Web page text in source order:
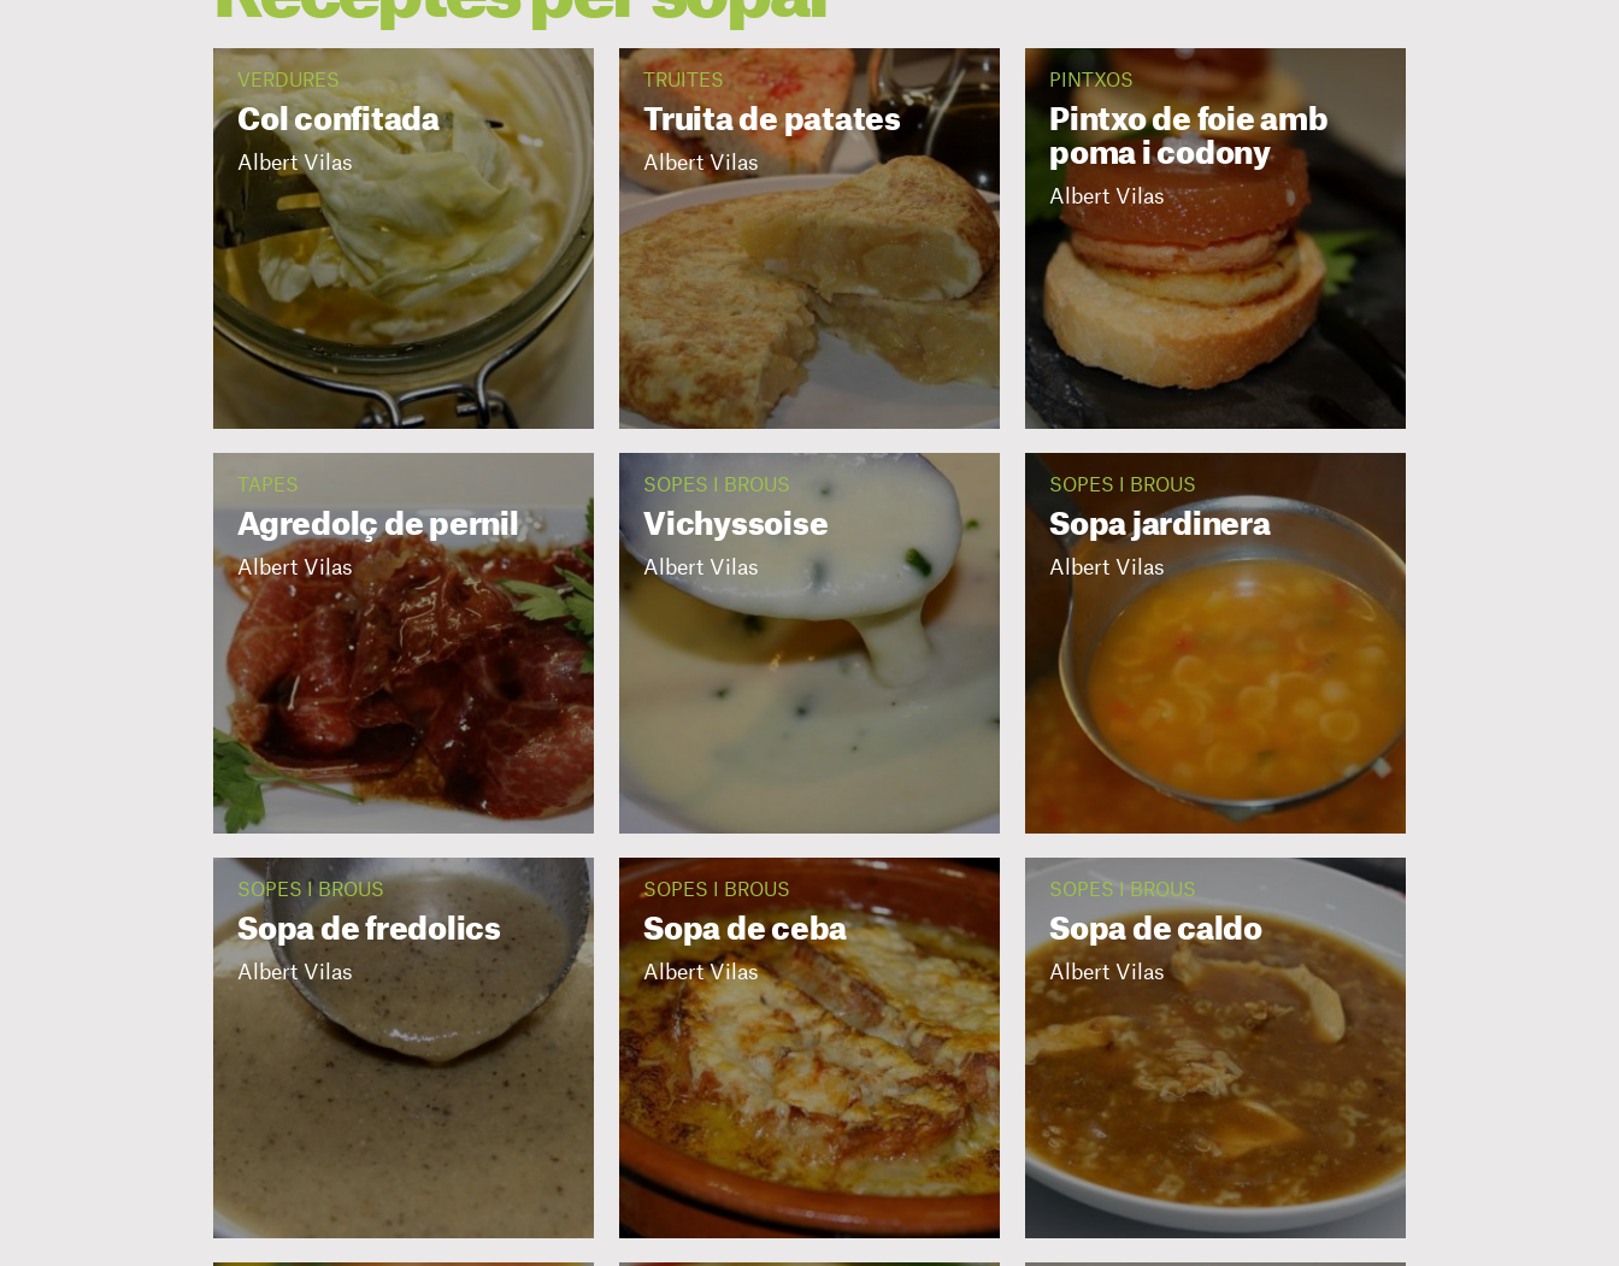
VERDURES
Col confitada
Albert Vilas
TRUITES
Truita de patates
Albert Vilas
PINTXOS
Pintxo de foie amb
poma i codony
Albert Vilas
TAPES
Agredolç de pernil
Albert Vilas
SOPES I BROUS
Vichyssoise
Albert Vilas
SOPES I BROUS
Sopa jardinera
Albert Vilas
SOPES I BROUS
Sopa de fredolics
Albert Vilas
SOPES I BROUS
Sopa de ceba
Albert Vilas
SOPES I BROUS
Sopa de caldo
Albert Vilas